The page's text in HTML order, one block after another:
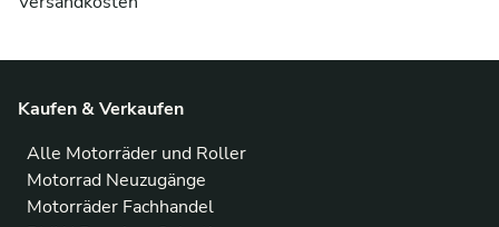
Kaufen & Verkaufen
Alle Motorräder und Roller
Motorrad Neuzugänge
Motorräder Fachhandel